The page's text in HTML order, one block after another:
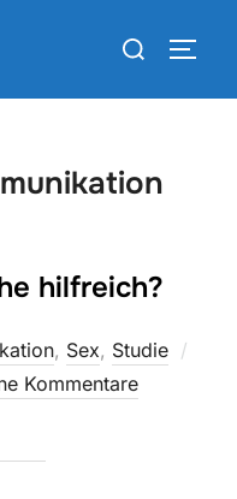
Suchen
hilfreich?
, Sex, Studie
Kommentare